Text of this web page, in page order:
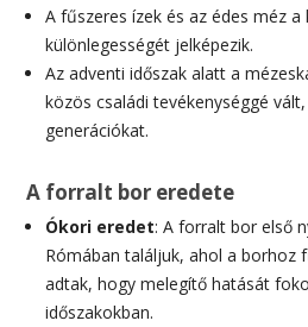
A fűszeres ízek és az édes méz
különlegességét jelképezik.
Az adventi időszak alatt a
közös családi tevékenységgé
generációkat.
A forralt bor eredete
Ókori eredet: A forralt bor első
Rómában találjuk, ahol a borhoz
adtak, hogy melegítő hatását
időszakokban.